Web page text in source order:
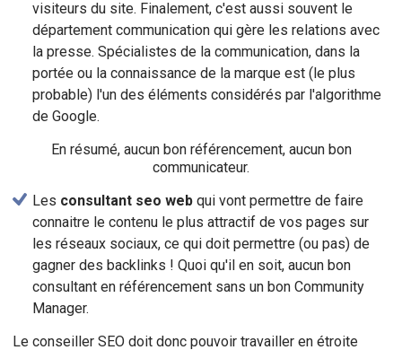
visiteurs du site. Finalement, c'est aussi souvent le
département communication qui gère les relations avec
la presse. Spécialistes de la communication, dans la
portée ou la connaissance de la marque est (le plus
probable) l'un des éléments considérés par l'algorithme
de Google.
En résumé, aucun bon référencement, aucun bon
communicateur.
Les consultant seo webqui vont permettre de faire
connaitre le contenu le plus attractif de vos pages sur
les réseaux sociaux, ce qui doit permettre (ou pas) de
gagner des backlinks ! Quoi qu'il en soit, aucun bon
consultant en référencement sans un bon Community
Manager.
Le conseiller SEO doit donc pouvoir travailler en étroite